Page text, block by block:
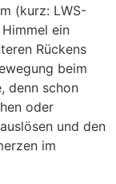
(kurz: LWS-
ein
Rückens
beim
denn schon
oder
und den
im